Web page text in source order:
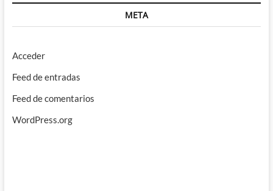
META
Acceder
Feed de entradas
Feed de comentarios
WordPress.org